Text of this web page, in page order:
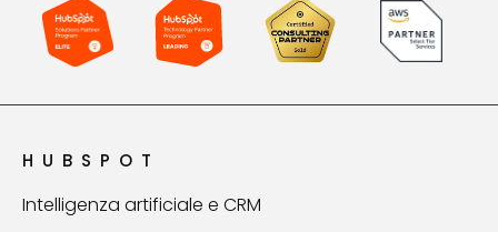
HUBSPOT
Intelligenza artificiale e CRM